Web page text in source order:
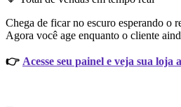
Chega de ficar no escuro esperando o
Agora você age enquanto o cliente
👉 Acesse seu painel e veja sua loja